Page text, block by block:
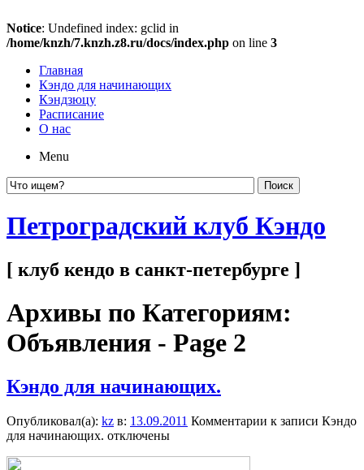
Notice: Undefined index: gclid in
/home/knzh/7.knzh.z8.ru/docs/index.php on line 3
Главная
Кэндо для начинающих
Кэндзюцу
Расписание
О нас
Menu
Петроградский клуб Кэндо
[ клуб кендо в санкт-петербурге ]
Архивы по Категориям:
Объявления - Page 2
Кэндо для начинающих.
Опубликовал(а): kz в: 13.09.2011 Комментарии к записи Кэндо
для начинающих. отключены